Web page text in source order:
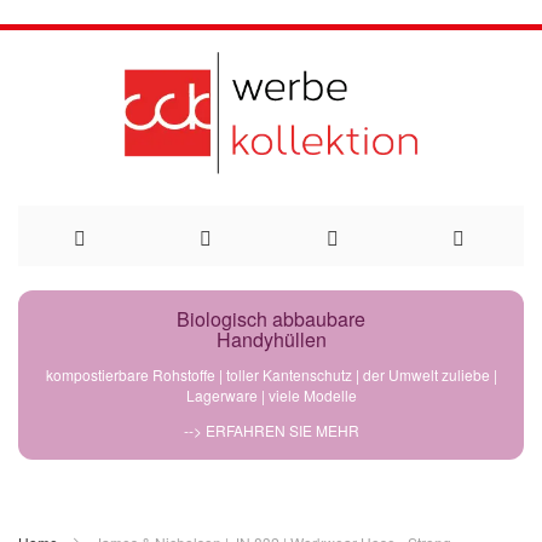
Direkt
Biologisch abbaubare
Handyhüllen
kompostierbare Rohstoffe | toller Kantenschutz | der Umwelt zuliebe |
Lagerware | viele Modelle
--> ERFAHREN SIE MEHR